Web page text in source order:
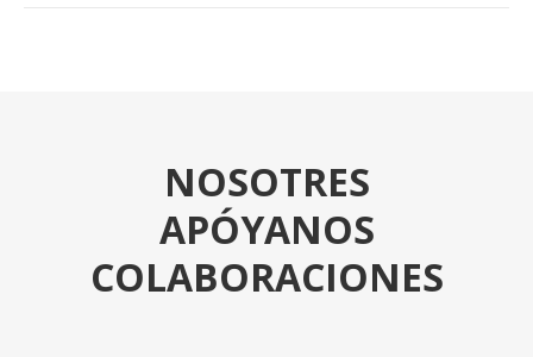
NOSOTRES
APÓYANOS
COLABORACIONES